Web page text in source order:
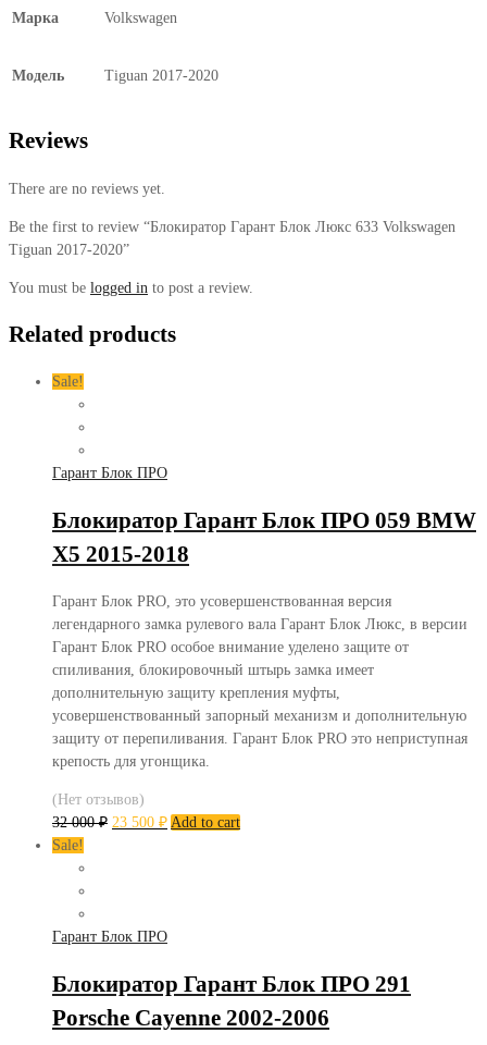
Марка Volkswagen
Модель Tiguan 2017-2020
Reviews
There are no reviews yet.
Be the first to review “Блокиратор Гарант Блок Люкс 633 Volkswagen
Tiguan 2017-2020”
You must be logged in to post a review.
Related products
Sale!
Гарант Блок ПРО
Блокиратор Гарант Блок ПРО 059 BMW
X5 2015-2018
Гарант Блок PRO, это усовершенствованная версия
легендарного замка рулевого вала Гарант Блок Люкс, в версии
Гарант Блок PRO особое внимание уделено защите от
спиливания, блокировочный штырь замка имеет
дополнительную защиту крепления муфты,
усовершенствованный запорный механизм и дополнительную
защиту от перепиливания. Гарант Блок PRO это неприступная
крепость для угонщика.
(Нет отзывов)
32 000₽ 23 500 ₽ Add to cart
Sale!
Гарант Блок ПРО
Блокиратор Гарант Блок ПРО 291
Porsche Cayenne 2002-2006